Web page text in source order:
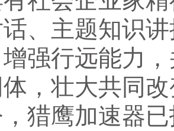
、主题知识
强行远能力
，壮大共同
猎鹰加速器